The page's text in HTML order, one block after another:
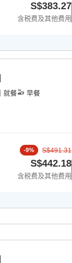
S$383.27
含税费及其他费用
就餐 早餐
-9% S$491.31
S$442.18
含税费及其他费用